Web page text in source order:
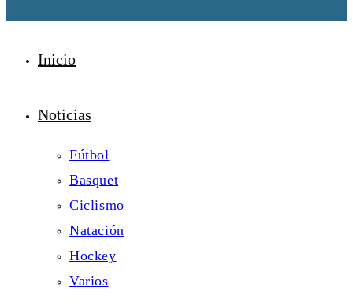
Inicio
Noticias
Fútbol
Basquet
Ciclismo
Natación
Hockey
Varios